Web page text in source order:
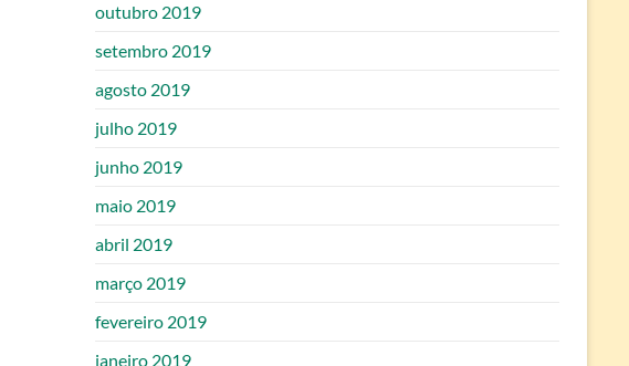
outubro 2019
setembro 2019
agosto 2019
julho 2019
junho 2019
maio 2019
abril 2019
março 2019
fevereiro 2019
janeiro 2019